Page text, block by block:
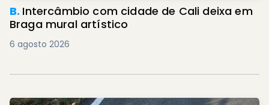
B. Intercâmbio com cidade de Cali deixa em
Braga mural artístico
6 agosto 2026